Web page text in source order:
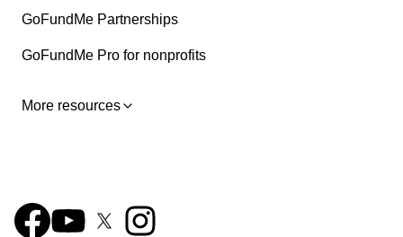
GoFundMe Partnerships
GoFundMe Pro for nonprofits
More resources